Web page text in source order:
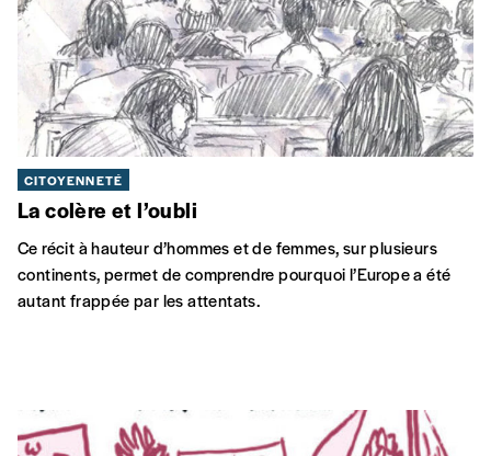
CITOYENNETÉ
La colère et l’oubli
Ce récit à hauteur d’hommes et de femmes, sur plusieurs
continents, permet de comprendre pourquoi l’Europe a été
autant frappée par les attentats.